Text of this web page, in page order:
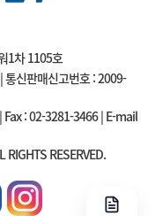
1차 1105호
통신판매신고번호 : 2009-
Fax : 02-3281-3466 | E-mail
RESERVED.